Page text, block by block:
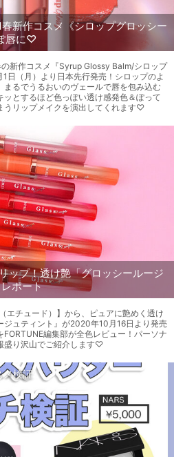
新作コスメ《シロップグロッシー
唇に♡
新作コスメ『Syrup Glossy Balm/シロップ
日（月）より日本先行発売！シロップのよ
まるでうるおいのヴェールで唇を包み込む
とするほど色っぽい透け感発色＆ぽって
うリップメイクを演出してくれます♡
ップ！透け艶「グロッシールージ
ポート
エチュード）】から、ピュアに艶めく透け
ジュティント』が2020年10月16日より発売
編集部が全色レビュー！パーソナ
盛り沢山でご紹介します♡
メ検証